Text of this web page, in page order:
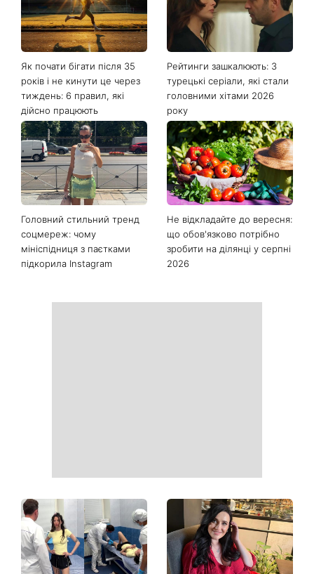
Як почати бігати після 35
років і не кинути це через
тиждень: 6 правил, які
дійсно працюють
Рейтинги зашкалюють: 3
турецькі серіали, які стали
головними хітами 2026
року
Головний стильний тренд
соцмереж: чому
мініспідниця з паєтками
підкорила Instagram
Не відкладайте до вересня:
що обов'язково потрібно
зробити на ділянці у серпні
2026